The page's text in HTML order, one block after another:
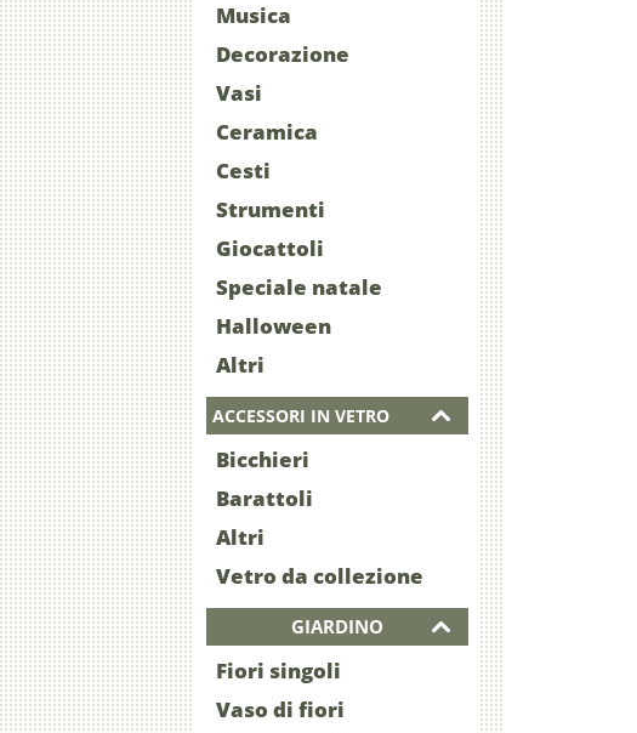
Musica
Decorazione
Vasi
Ceramica
Cesti
Strumenti
Giocattoli
Speciale natale
Halloween
Altri
ACCESSORI IN VETRO
Bicchieri
Barattoli
Altri
Vetro da collezione
GIARDINO
Fiori singoli
Vaso di fiori